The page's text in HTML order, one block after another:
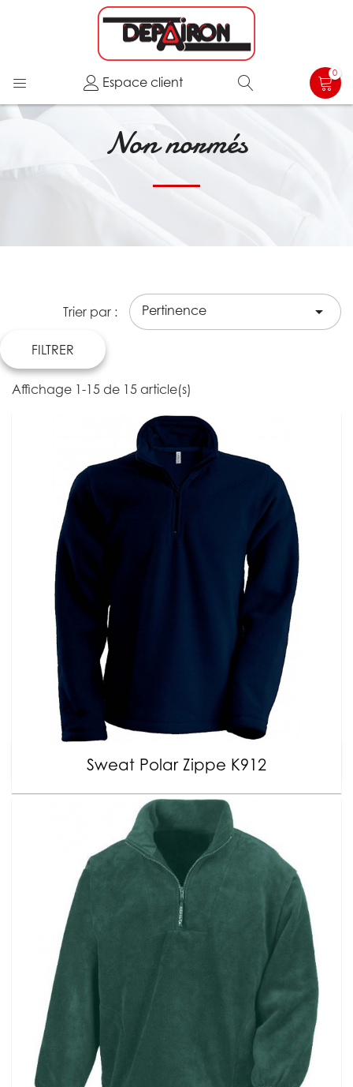
Espace client
0
Non normés
Trier par : Pertinence 
FILTRER
Affichage 1-15 de 15 article(s)
Sweat Polar Zippe K912